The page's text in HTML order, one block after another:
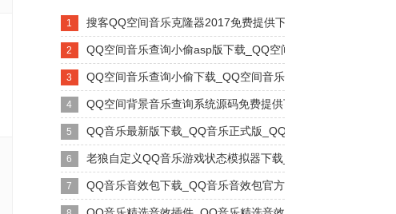
1 搜客QQ空间音乐克隆器2017免费提供下载_搜客QQ空间音...
2 QQ空间音乐查询小偷asp版下载_QQ空间音乐查询小偷as...
3 QQ空间音乐查询小偷下载_QQ空间音乐查询小偷下载安装
4 QQ空间背景音乐查询系统源码免费提供下载_QQ空间背景音
5 QQ音乐最新版下载_QQ音乐正式版_QQ音乐v5.3.1官...
6 老狼自定义QQ音乐游戏状态模拟器下载_老狼自定义QQ音乐
7 QQ音乐音效包下载_QQ音乐音效包官方网站下载